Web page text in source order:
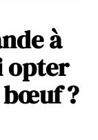
à
opter
bœuf ?